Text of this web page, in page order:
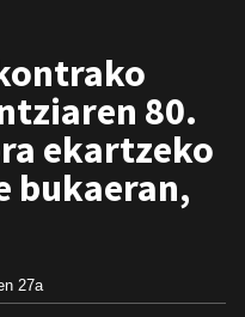
80.
ekartzeko
bukaeran,
27a